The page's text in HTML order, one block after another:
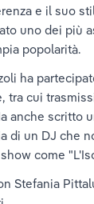
e il suo
uno dei più
popolarità.
ha
tra cui
anche scritto
di un DJ che
come
Stefania